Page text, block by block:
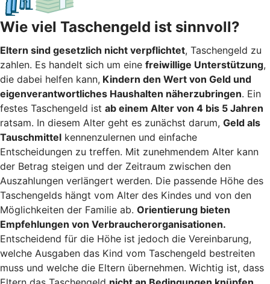
Wie viel Taschengeld ist sinnvoll?
Eltern sind gesetzlich nicht verpflichtet, Taschengeld zu
zahlen. Es handelt sich um eine freiwillige Unterstützung,
die dabei helfen kann, Kindern den Wert von Geld und
eigenverantwortliches Haushalten näherzubringen. Ein
festes Taschengeld ist ab einem Alter von 4 bis 5 Jahren
ratsam. In diesem Alter geht es zunächst darum, Geld als
Tauschmittel kennenzulernen und einfache
Entscheidungen zu treffen. Mit zunehmendem Alter kann
der Betrag steigen und der Zeitraum zwischen den
Auszahlungen verlängert werden. Die passende Höhe des
Taschengelds hängt vom Alter des Kindes und von den
Möglichkeiten der Familie ab. Orientierung bieten
Empfehlungen von Verbraucherorganisationen.
Entscheidend für die Höhe ist jedoch die Vereinbarung,
welche Ausgaben das Kind vom Taschengeld bestreiten
muss und welche die Eltern übernehmen. Wichtig ist, dass